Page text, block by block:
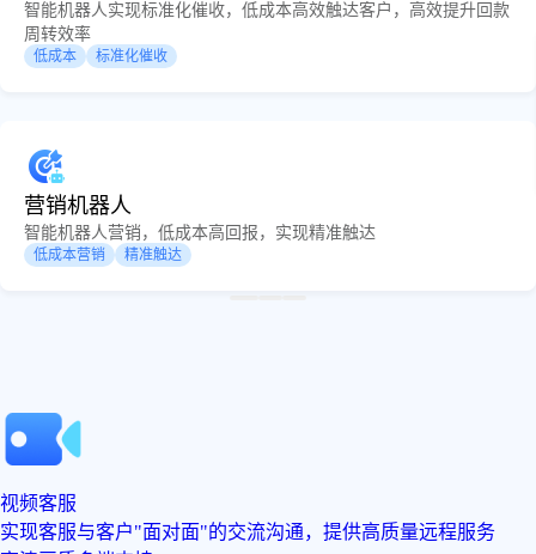
智能机器人实现标准化催收，低成本高效触达客户，高效提升回款
周转效率
低成本 标准化催收
营销机器人
智能机器人营销，低成本高回报，实现精准触达
低成本营销 精准触达
视频客服
实现客服与客户"面对面"的交流沟通，提供高质量远程服务